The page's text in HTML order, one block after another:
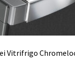
Vitrifrigo